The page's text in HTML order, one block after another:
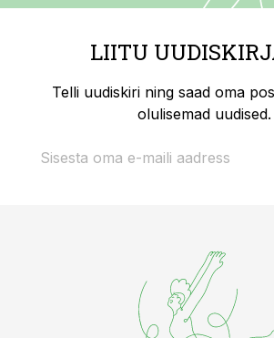
LIITU
Telli uudiskiri ning saad oma
olulisemad uudised.